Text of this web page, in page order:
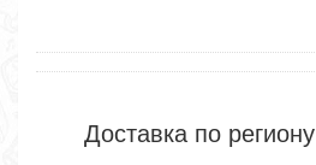
Доставка по региону